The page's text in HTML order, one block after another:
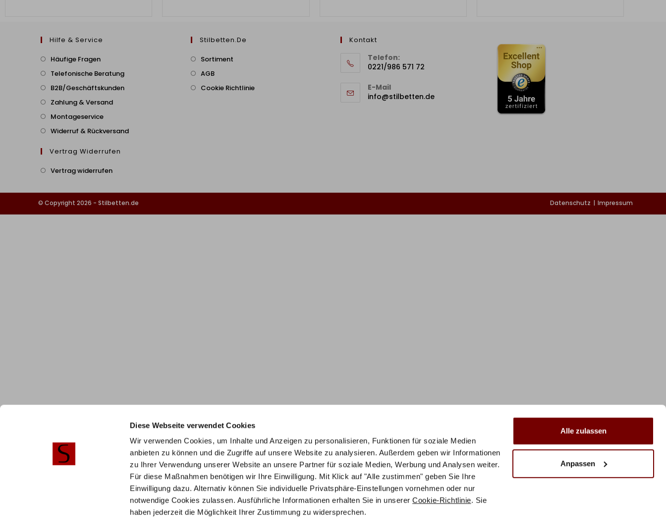
Diese Webseite verwendet Cookies
Wir verwenden Cookies, um Inhalte und Anzeigen zu personalisieren, Funktionen für soziale Medien
anbieten zu können und die Zugriffe auf unsere Website zu analysieren. Außerdem geben wir Informationen
zu Ihrer Verwendung unserer Website an unsere Partner für soziale Medien, Werbung und Analysen weiter.
Für diese Maßnahmen benötigen wir Ihre Einwilligung. Mit Klick auf "Alle zustimmen" geben Sie Ihre
Einwilligung dazu. Alternativ können Sie individuelle Privatsphäre-Einstellungen vornehmen oder nur
notwendige Cookies zulassen. Ausführliche Informationen erhalten Sie in unsererCookie-Richtlinie. Sie
haben jederzeit die Möglichkeit Ihrer Zustimmung zu widersprechen.
Alle zulassen
Anpassen
Hilfe & Service
Häufige Fragen
Telefonische Beratung
B2B/Geschäftskunden
Zahlung & Versand
Montageservice
Widerruf & Rückversand
Vertrag Widerrufen
Vertrag widerrufen
Stilbetten.de
Sortiment
AGB
Cookie Richtlinie
Kontakt
Telefon:
0221/986 571 72
E-Mail
info@stilbetten.de
Datenschutz Impressum
© Copyright 2026 - Stilbetten.de